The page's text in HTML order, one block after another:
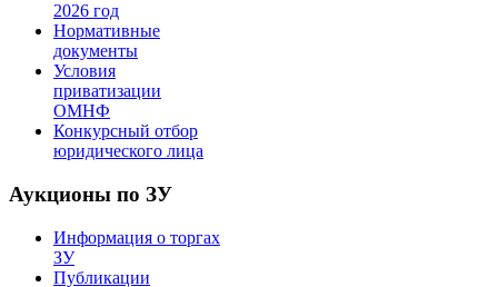
2026 год
Нормативные
документы
Условия
приватизации
ОМНФ
Конкурсный отбор
юридического лица
Аукционы по ЗУ
Информация о торгах
ЗУ
Публикации